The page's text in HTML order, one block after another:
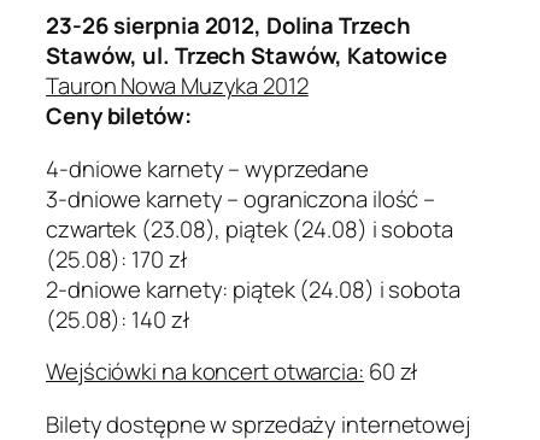
23-26 sierpnia 2012, Dolina Trzech
Stawów, ul. Trzech Stawów, Katowice
Tauron Nowa Muzyka 2012
Ceny biletów:
4-dniowe karnety – wyprzedane
3-dniowe karnety – ograniczona ilość –
czwartek (23.08), piątek (24.08) i sobota
(25.08): 170 zł
2-dniowe karnety: piątek (24.08) i sobota
(25.08): 140 zł
Wejściówki na koncert otwarcia: 60 zł
Bilety dostępne w sprzedaży internetowej